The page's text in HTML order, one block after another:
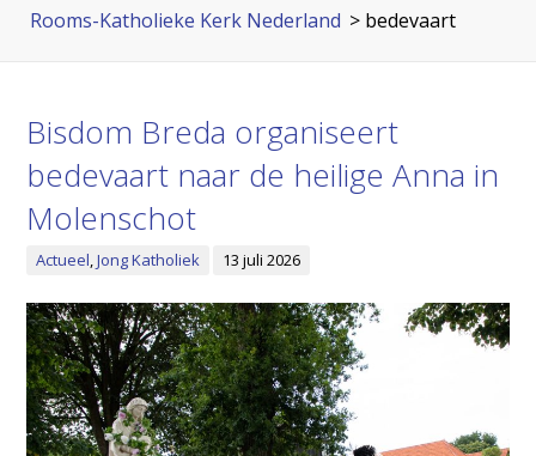
Rooms-Katholieke Kerk Nederland > bedevaart
Bisdom Breda organiseert
bedevaart naar de heilige Anna in
Molenschot
Actueel,Jong Katholiek 13 juli 2026